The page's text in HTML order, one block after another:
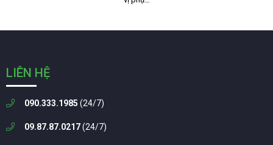
LIÊN HỆ
090.333.1985 (24/7)
09.87.87.0217(24/7)